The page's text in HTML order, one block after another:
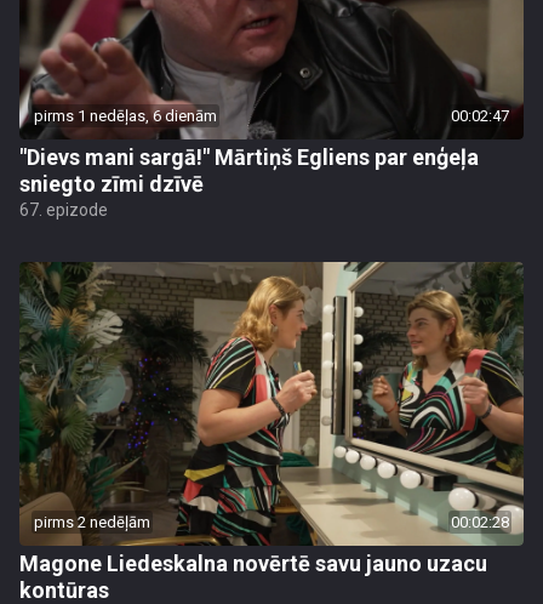
pirms 1 nedēļas, 6 dienām 00:02:47
"Dievs mani sargā!" Mārtiņš Egliens par enģeļa
sniegto zīmi dzīvē
67. epizode
pirms 2 nedēļām 00:02:28
Magone Liedeskalna novērtē savu jauno uzacu
kontūras